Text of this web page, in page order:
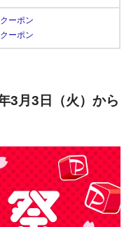
ーポン
ーポン
3月3日（火）から